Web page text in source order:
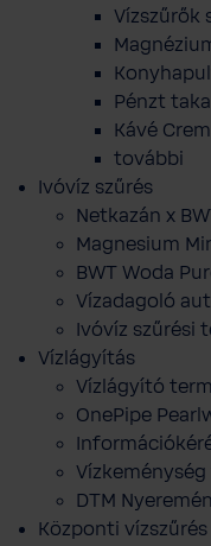
Vízszűrők
Pénzt
Kávé
további
Ivóvíz szűrés
Netkazán x
Magnesium
BWT Woda
Vízadagoló
Ivóvíz szűrési
Vízlágyítás
Vízlágyító
OnePipe
DTM
Központi vízszűrés